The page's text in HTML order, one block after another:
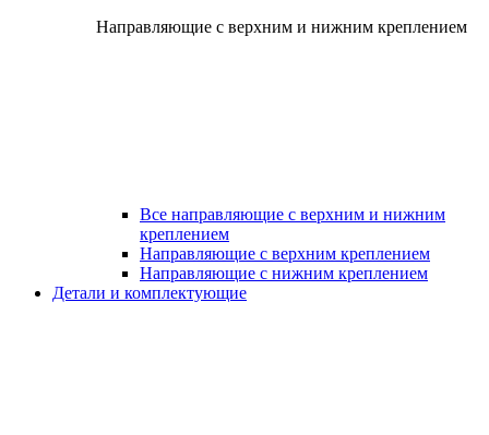
Направляющие с верхним и нижним креплением
Все направляющие с верхним и нижним
креплением
Направляющие с верхним креплением
Направляющие с нижним креплением
Детали и комплектующие